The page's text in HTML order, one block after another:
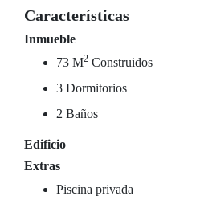
Características
Inmueble
73 M2 Construidos
3 Dormitorios
2 Baños
Edificio
Extras
Piscina privada